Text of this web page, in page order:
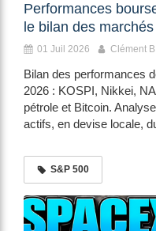
Performances
le bilan des marchés
01 Juil 2026 Clément
Bilan des performances
2026 : KOSPI, Nikkei,
pétrole et Bitcoin.
actifs, en devise locale,
S&P 500